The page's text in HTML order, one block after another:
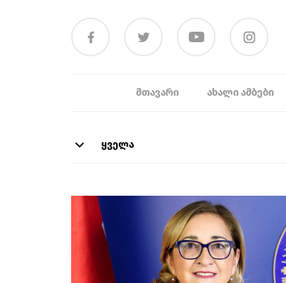
ᲛᲗᲐᲕᲐᲠᲘ ᲐᲮᲐᲚᲘ ᲐᲛᲑᲔᲑᲘ
ყველა